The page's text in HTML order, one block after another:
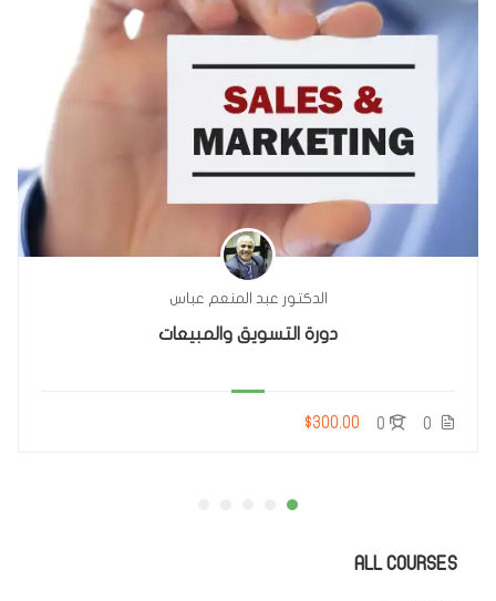
الدكتور عبد المنعم عباس
دورة التسويق والمبيعات
0
0
$300.00
ALL COURSES